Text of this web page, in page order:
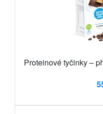
Proteinové tyčinky –